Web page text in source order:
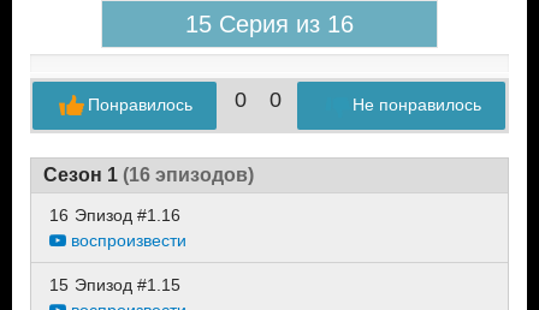
15 Серия из 16
0 0 Не понравилось
Понравилось
Сезон 1 (16 эпизодов)
16 Эпизод #1.16
воспроизвести
15 Эпизод #1.15